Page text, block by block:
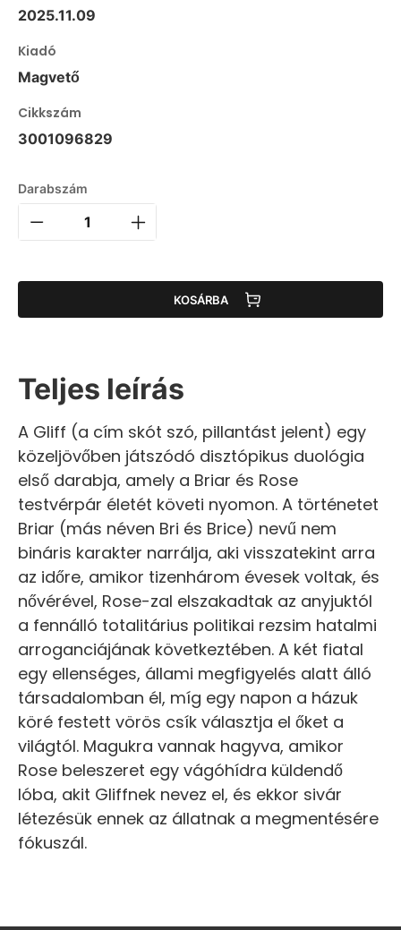
2025.11.09
Kiadó
Magvető
Cikkszám
3001096829
Darabszám
KOSÁRBA
Teljes leírás
A Gliff (a cím skót szó, pillantást jelent) egy
közeljövőben játszódó disztópikus duológia
első darabja, amely a Briar és Rose
testvérpár életét követi nyomon. A történetet
Briar (más néven Bri és Brice) nevű nem
bináris karakter narrálja, aki visszatekint arra
az időre, amikor tizenhárom évesek voltak, és
nővérével, Rose-zal elszakadtak az anyjuktól
a fennálló totalitárius politikai rezsim hatalmi
arroganciájának következtében. A két fiatal
egy ellenséges, állami megfigyelés alatt álló
társadalomban él, míg egy napon a házuk
köré festett vörös csík választja el őket a
világtól. Magukra vannak hagyva, amikor
Rose beleszeret egy vágóhídra küldendő
lóba, akit Gliffnek nevez el, és ekkor sivár
létezésük ennek az állatnak a megmentésére
fókuszál.